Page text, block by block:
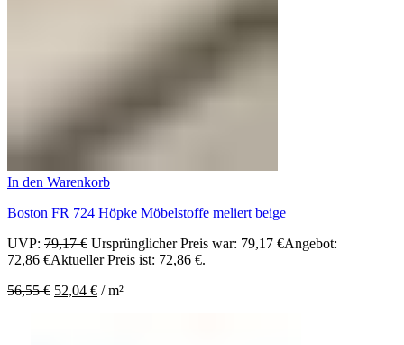
In den Warenkorb
Boston FR 724 Höpke Möbelstoffe meliert beige
UVP: 79,17€ Ursprünglicher Preis war: 79,17 €Angebot:
72,86 €Aktueller Preis ist: 72,86 €.
56,55€ 52,04 € /m²